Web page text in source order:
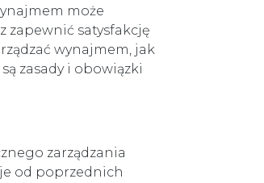
może
zapewnić satysfakcję
wynajmem, jak
zasady i obowiązki
zarządzania
od poprzednich